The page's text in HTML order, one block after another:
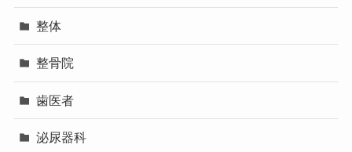
整体
整骨院
歯医者
泌尿器科